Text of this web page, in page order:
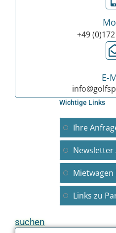
+49
E-
Wichtige Links
Ihre
Newsletter
Links zu
suchen